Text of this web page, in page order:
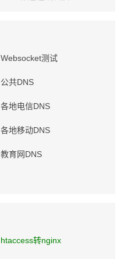
Websocket测试
公共DNS
各地电信DNS
各地移动DNS
教育网DNS
htaccess转nginx